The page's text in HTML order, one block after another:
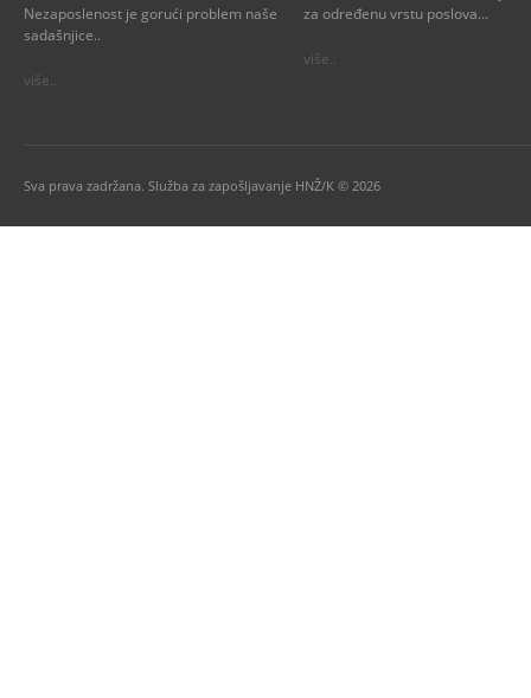
Nezaposlenost je gorući problem naše
sadašnjice..
više..
za određenu vrstu poslova...
više..
Sva prava zadržana. Služba za zapošljavanje HNŽ/K © 2026